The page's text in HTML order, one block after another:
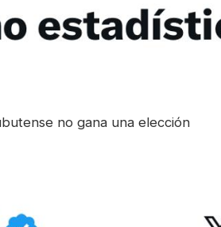
no gana una elección